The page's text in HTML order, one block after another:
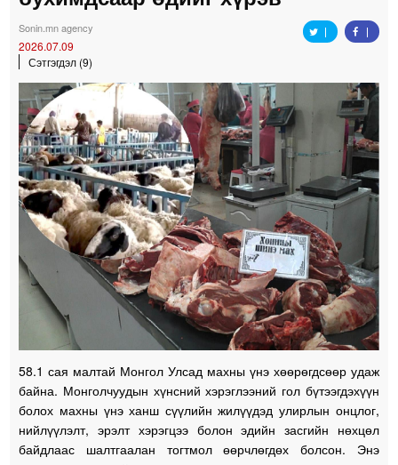
Sonin.mn agency
2026.07.09
Сэтгэгдэл (9)
58.1 сая малтай Монгол Улсад махны үнэ хөөрөгдсөөр удаж
байна. Монголчуудын хүнсний хэрэглээний гол бүтээгдэхүүн
болох махны үнэ ханш сүүлийн жилүүдэд улирлын онцлог,
нийлүүлэлт, эрэлт хэрэгцээ болон эдийн засгийн нөхцөл
байдлаас шалтгаалан тогтмол өөрчлөгдөх болсон. Энэ